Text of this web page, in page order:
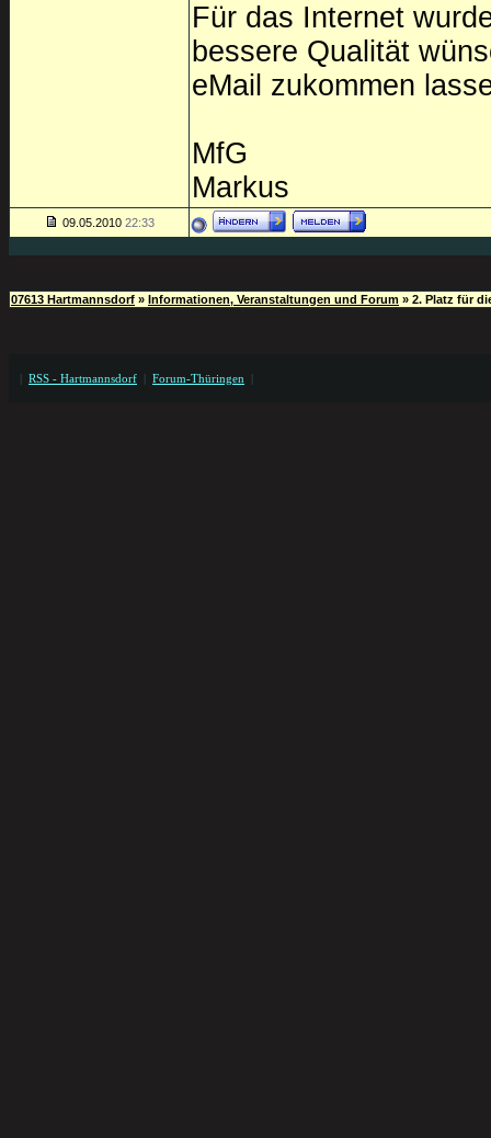
Für das Internet
bessere Qualität
eMail zukommen
MfG
Markus
09.05.2010 22:33
07613 Hartmannsdorf » Informationen, Veranstaltungen und Forum » 2. Platz für
| RSS - Hartmannsdorf | Forum-Thüringen |